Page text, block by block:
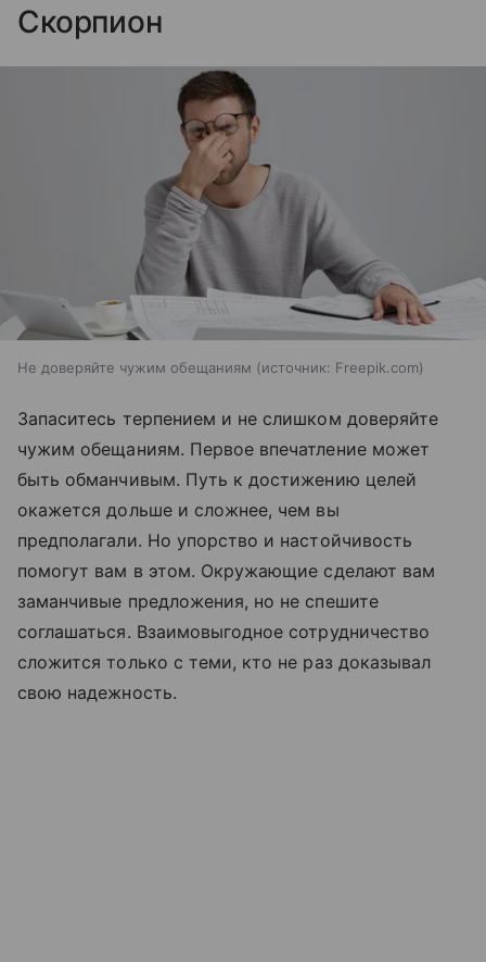
Скорпион
Не доверяйте чужим обещаниям источник: Freepik.com
Запаситесь терпением и не слишком доверяйте
чужим обещаниям. Первое впечатление может
быть обманчивым. Путь к достижению целей
окажется дольше и сложнее, чем вы
предполагали. Но упорство и настойчивость
помогут вам в этом. Окружающие сделают вам
заманчивые предложения, но не спешите
соглашаться. Взаимовыгодное сотрудничество
сложится только с теми, кто не раз доказывал
свою надежность.